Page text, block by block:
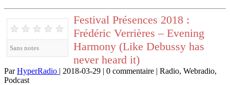
★ ★ ★ ★ ★
Sans notes
Festival Présences 2018 :
Frédéric Verrières – Evening
Harmony (Like Debussy has
never heard it)
ParHyperRadio | 2018-03-29 | 0 commentaire | Radio, Webradio,
Podcast